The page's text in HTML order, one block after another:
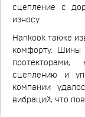
сцепление с
износу.
Hankook также
комфорту. Шины
протекторами,
сцеплению и
компании
вибраций, что